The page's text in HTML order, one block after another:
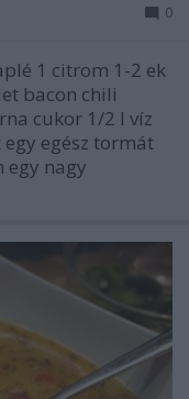
0
1 citrom 1-2 ek
bacon chili
cukor 1/2 l víz
egész tormát
egy nagy